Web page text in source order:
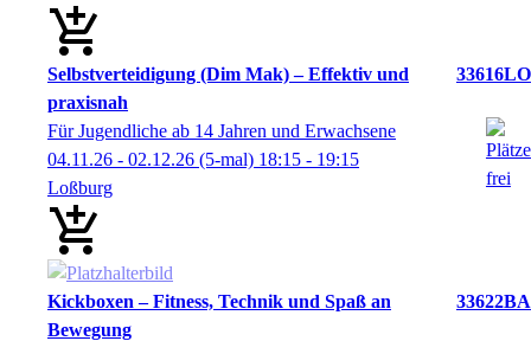
Selbstverteidigung (Dim Mak) – Effektiv und
praxisnah
33616LO
Für Jugendliche ab 14 Jahren und Erwachsene
04.11.26 - 02.12.26 (5-mal) 18:15 - 19:15
Loßburg
Kickboxen – Fitness, Technik und Spaß an
Bewegung
33622BA